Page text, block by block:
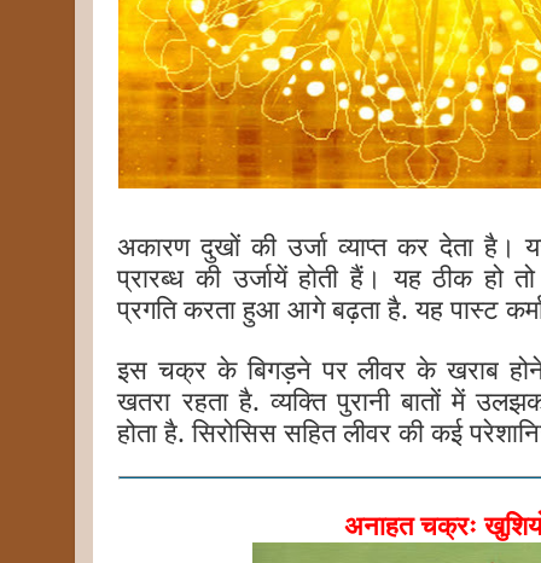
अकारण दुखों की उर्जा व्याप्त कर देता है।
प्रारब्ध की उर्जायें होती हैं। यह ठीक हो
प्रगति करता हुआ आगे बढ़ता है. यह पास्ट
इस चक्र के बिगड़ने पर लीवर के खराब होने
खतरा रहता है. व्यक्ति पुरानी बातों में
होता है. सिरोसिस सहित लीवर की कई
अनाहत चक्रः